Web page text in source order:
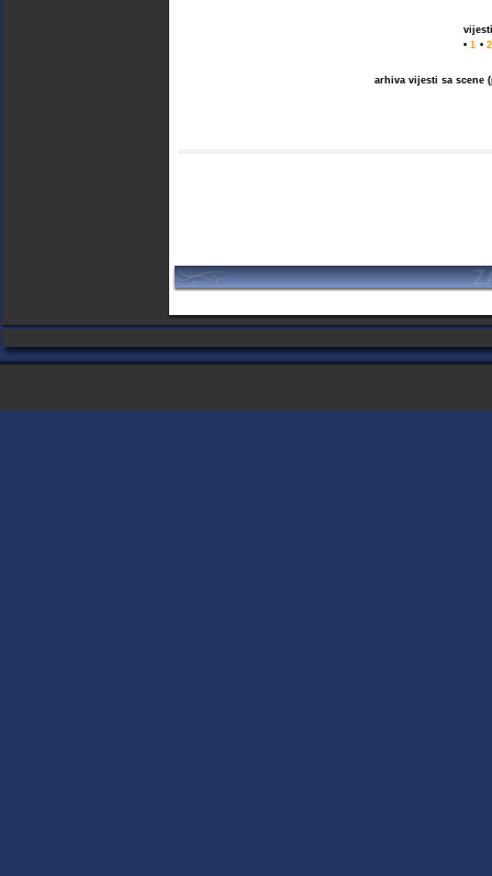
• 1 • 2
arhiva vijesti sa scene